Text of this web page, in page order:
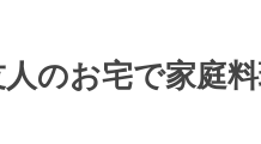
のお宅で家庭